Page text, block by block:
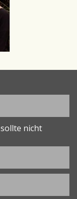
nicht